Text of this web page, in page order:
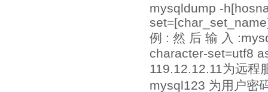
mysqldump -
例 : 然 后 输 入
character-set=utf8
119.12.12.11为远程
mysql123 为用户密